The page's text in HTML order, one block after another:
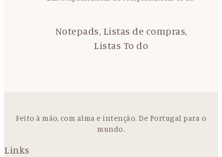
Notepads, Listas de compras,
Listas To do
Feito à mão, com alma e intenção. De Portugal para o
mundo.
Links